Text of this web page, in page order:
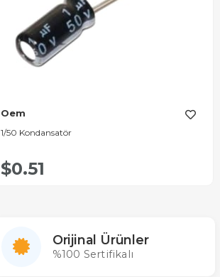
Oem
1/50 Kondansatör
$0.51
Orijinal Ürünler
%100 Sertifikalı